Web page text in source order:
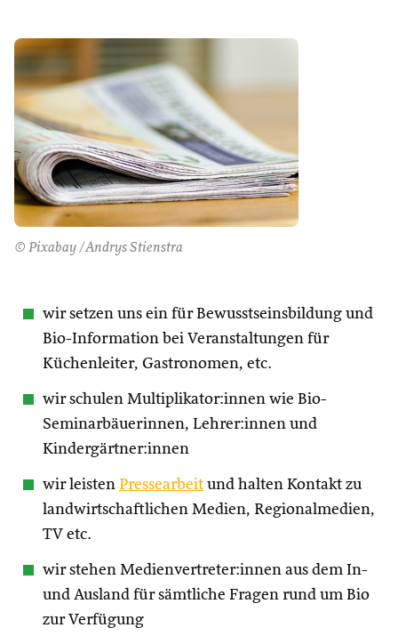
© Pixabay /Andrys Stienstra
wir setzen uns ein für Bewusstseinsbildung und
Bio-Information bei Veranstaltungen für
Küchenleiter, Gastronomen, etc.
wir schulen Multiplikator:innen wie Bio-
Seminarbäuerinnen, Lehrer:innen und
Kindergärtner:innen
wir leisten Pressearbeit und halten Kontakt zu
landwirtschaftlichen Medien, Regionalmedien,
TV etc.
wir stehen Medienvertreter:innen aus dem In-
und Ausland für sämtliche Fragen rund um Bio
zur Verfügung